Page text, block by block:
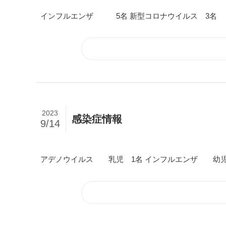
インフルエンザ 5名 新型コロナウイルス 3名
感染症情報
2023
9/14
アデノウイルス 乳児 1名 インフルエンザ 幼